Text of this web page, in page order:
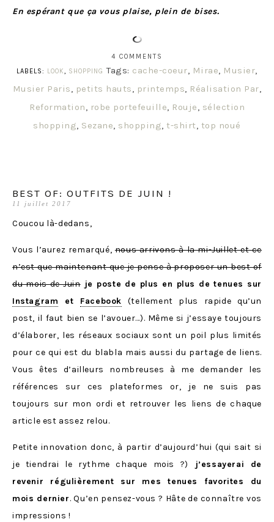
En espérant que ça vous plaise, plein de bises.
4 COMMENTS
LABELS: LOOK, SHOPPING Tags: cache-coeur, Mirae, Musier,
Musier Paris, petits hauts, printemps, Réalisation Par,
Reformation, robe portefeuille, Rouje, sélection
shopping, Sezane, shopping,t-shirt, top noué
BEST OF: OUTFITS DE JUIN !
11 juillet 2017
Coucou là-dedans,
Vous l’aurez remarqué,nous arrivons à la mi-Juillet et ce
n’est que maintenant que je pense à proposer un best of
du mois de Juinje poste de plus en plus de tenues sur
Instagram et Facebook (tellement plus rapide qu’un
post, il faut bien se l’avouer…). Même si j’essaye toujours
d’élaborer, les réseaux sociaux sont un poil plus limités
pour ce qui est du blabla mais aussi du partage de liens.
Vous êtes d’ailleurs nombreuses à me demander les
références sur ces plateformes or, je ne suis pas
toujours sur mon ordi et retrouver les liens de chaque
article est assez relou.
Petite innovation donc, à partir d’aujourd’hui (qui sait si
je tiendrai le rythme chaque mois ?)
j’essayerai de
revenir régulièrement sur mes tenues favorites du
mois dernier. Qu’en pensez-vous ? Hâte de connaître vos
impressions !